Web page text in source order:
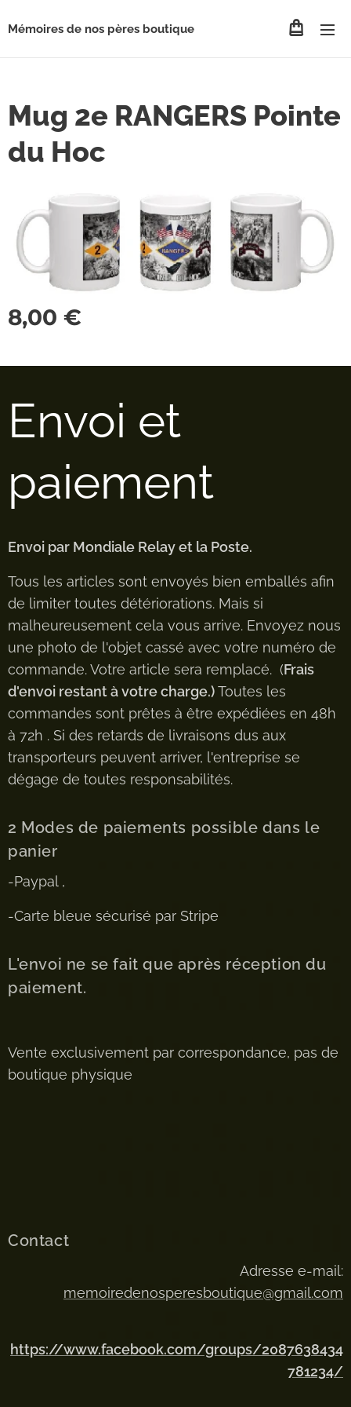
Mémoires de nos pères boutique
Mug 2e RANGERS Pointe
du Hoc
8,00 €
Envoi et
paiement
Envoi par Mondiale Relay et la Poste.
Tous les articles sont envoyés bien emballés afin
de limiter toutes détériorations. Mais si
malheureusement cela vous arrive. Envoyez nous
une photo de l'objet cassé avec votre numéro de
commande. Votre article sera remplacé. (Frais
d'envoi restant à votre charge.)Toutes les
commandes sont prêtes à être expédiées en 48h
à 72h . Si des retards de livraisons dus aux
transporteurs peuvent arriver, l'entreprise se
dégage de toutes responsabilités.
2 Modes de paiements possible dans le
panier
-Paypal ,
-Carte bleue sécurisé par Stripe
L'envoi ne se fait que après réception du
paiement.
Vente exclusivement par correspondance, pas de
boutique physique
Contact
Adresse e-mail:
memoiredenosperesboutique@gmail.com
https://www.facebook.com/groups/2087638434
781234/